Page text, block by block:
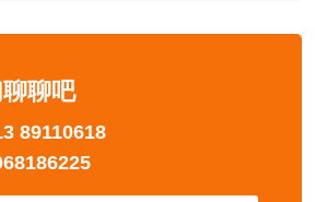
聊吧
89110618